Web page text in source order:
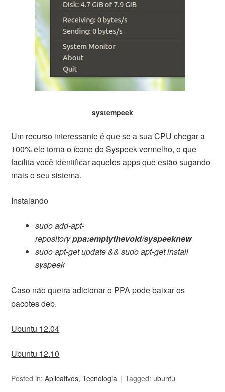
systempeek
Um recurso interessante é que se a sua CPU chegar a
100% ele torna o ícone do Syspeek vermelho, o que
facilita você identificar aqueles apps que estão sugando
mais o seu sistema.
Instalando
sudo add-apt-
repositoryppa:emptythevoid/syspeeknew
sudo apt-get update && sudo apt-get install
syspeek
Caso não queira adicionar o PPA pode baixar os
pacotes deb.
Ubuntu 12.04
Ubuntu 12.10
Posted in:Aplicativos,Tecnologia Tagged: ubuntu